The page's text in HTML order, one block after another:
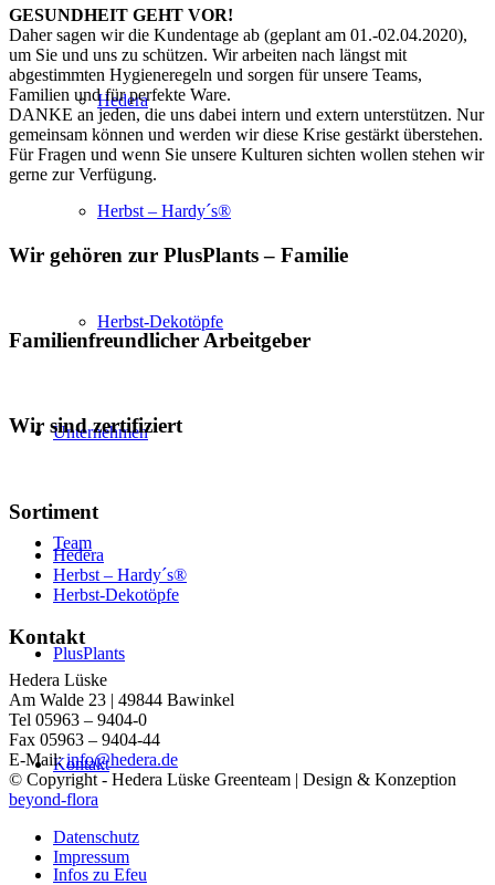
Hedera
Herbst – Hardy´s®
Herbst-Dekotöpfe
Unternehmen
Team
PlusPlants
Kontakt
Infos zu Efeu
GESUNDHEIT GEHT VOR!
Daher sagen wir die Kundentage ab (geplant am 01.-02.04.2020),
um Sie und uns zu schützen. Wir arbeiten nach längst mit
abgestimmten Hygieneregeln und sorgen für unsere Teams,
Familien und für perfekte Ware.
DANKE an jeden, die uns dabei intern und extern unterstützen. Nur
gemeinsam können und werden wir diese Krise gestärkt überstehen.
Für Fragen und wenn Sie unsere Kulturen sichten wollen stehen wir
gerne zur Verfügung.
Wir gehören zur PlusPlants – Familie
Familienfreundlicher Arbeitgeber
Wir sind zertifiziert
Sortiment
Hedera
Herbst – Hardy´s®
Herbst-Dekotöpfe
Kontakt
Hedera Lüske
Am Walde 23 | 49844 Bawinkel
Tel 05963 – 9404-0
Fax 05963 – 9404-44
E-Mail:info@hedera.de
© Copyright - Hedera Lüske Greenteam | Design & Konzeption
beyond-flora
Datenschutz
Impressum